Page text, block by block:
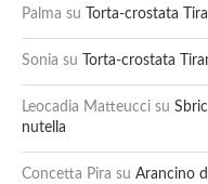
Palma su Torta-crostata
Sonia su Torta-crostata
Leocadia Matteucci su
nutella
Concetta Pira su Arancino